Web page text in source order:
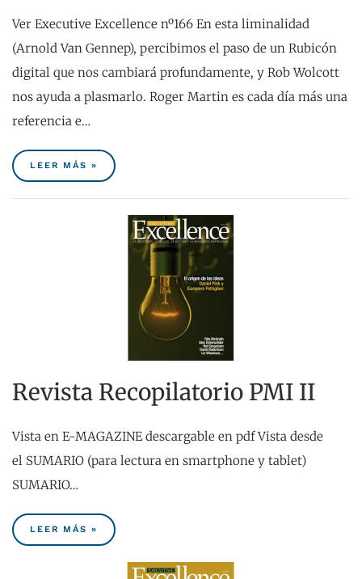
Ver Executive Excellence nº166 En esta liminalidad
(Arnold Van Gennep), percibimos el paso de un Rubicón
digital que nos cambiará profundamente, y Rob Wolcott
nos ayuda a plasmarlo. Roger Martin es cada día más una
referencia e…
LEER MÁS »
Revista Recopilatorio PMI II
Vista en E-MAGAZINE descargable en pdf Vista desde
el SUMARIO (para lectura en smartphone y tablet)
SUMARIO…
LEER MÁS »